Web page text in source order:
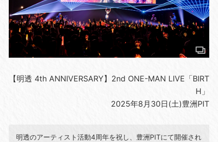
【明透 4th ANNIVERSARY】2nd ONE-MAN LIVE「BIRT
H」
2025年8月30日(土)豊洲PIT
明透のアーティスト活動4周年を祝し、豊洲PITにて開催され